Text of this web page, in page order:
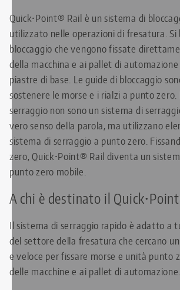
Quick•Point® Rail è un sistema di
utilizzato nelle operazioni di fresatura. Si
bloccaggio che vengono fissate
della macchina e ai pallet di automazione
piastre di base. Le guide di bloccaggio
sostenere le morse e i rialzi a punto zero.
serraggio non sono un sistema di
vero senso della parola, ma utilizzano
sistema di serraggio a punto zero.
zero, Quick•Point® Rail diventa un
punto zero mobile.
A chi è destinato il
Il sistema di serraggio rapido è adatto a
del settore della fresatura che cercano
e veloce per fissare morse e unità punto
delle macchine e ai pallet di automazione.